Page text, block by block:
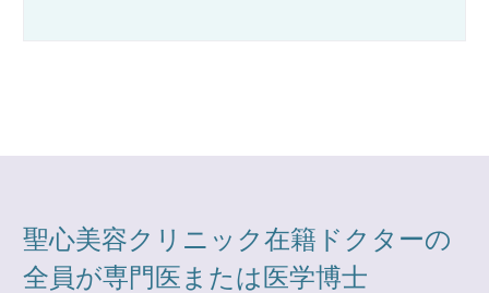
聖心美容クリニック在籍ドクターの
全員が専門医または医学博士